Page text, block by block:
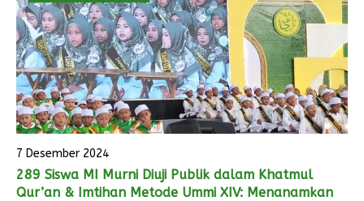
7 Desember 2024
289 Siswa MI Murni Diuji Publik dalam Khatmul
Qur’an & Imtihan Metode Ummi XIV: Menanamkan